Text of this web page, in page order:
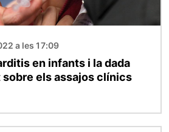
a les 17:09
en infants i la dada
els assajos clínics